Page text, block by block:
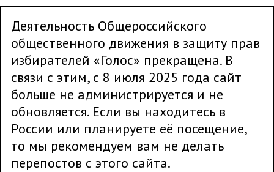
Деятельность Общероссийского
общественного движения в защиту прав
избирателей «Голос» прекращена. В
связи с этим, с 8 июля 2025 года сайт
больше не администрируется и не
обновляется. Если вы находитесь в
России или планируете её посещение,
то мы рекомендуем вам не делать
перепостов с этого сайта.